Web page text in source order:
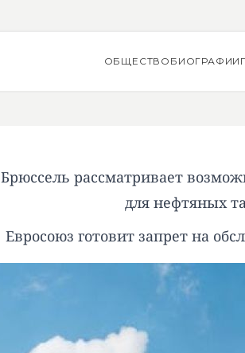
ОБЩЕСТВО БИОГРАФИИ
Брюссель рассматривает
для нефтяных
Евросоюз готовит запрет на